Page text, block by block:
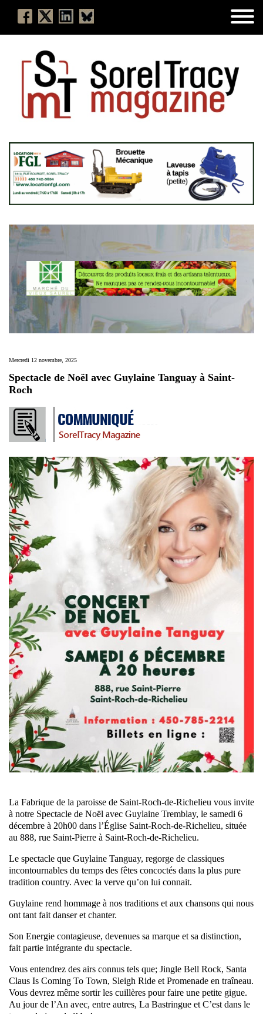
Mercredi 12 novembre, 2025
Spectacle de Noël avec Guylaine Tanguay à Saint-
Roch
La Fabrique de la paroisse de Saint-Roch-de-Richelieu vous invite
à notre Spectacle de Noël avec Guylaine Tremblay, le samedi 6
décembre à 20h00 dans l’Église Saint-Roch-de-Richelieu, située
au 888, rue Saint-Pierre à Saint-Roch-de-Richelieu.
Le spectacle que Guylaine Tanguay, regorge de classiques
incontournables du temps des fêtes concoctés dans la plus pure
tradition country. Avec la verve qu’on lui connait.
Guylaine rend hommage à nos traditions et aux chansons qui nous
ont tant fait danser et chanter.
Son Energie contagieuse, devenues sa marque et sa distinction,
fait partie intégrante du spectacle.
Vous entendrez des airs connus tels que; Jingle Bell Rock, Santa
Claus Is Coming To Town, Sleigh Ride et Promenade en traîneau.
Vous devrez même sortir les cuillères pour faire une petite gigue.
Au jour de l’An avec, entre autres, La Bastringue et C’est dans le